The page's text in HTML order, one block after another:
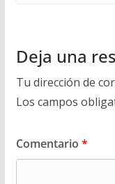
Deja una
Tu dirección de
Los campos
Comentario *